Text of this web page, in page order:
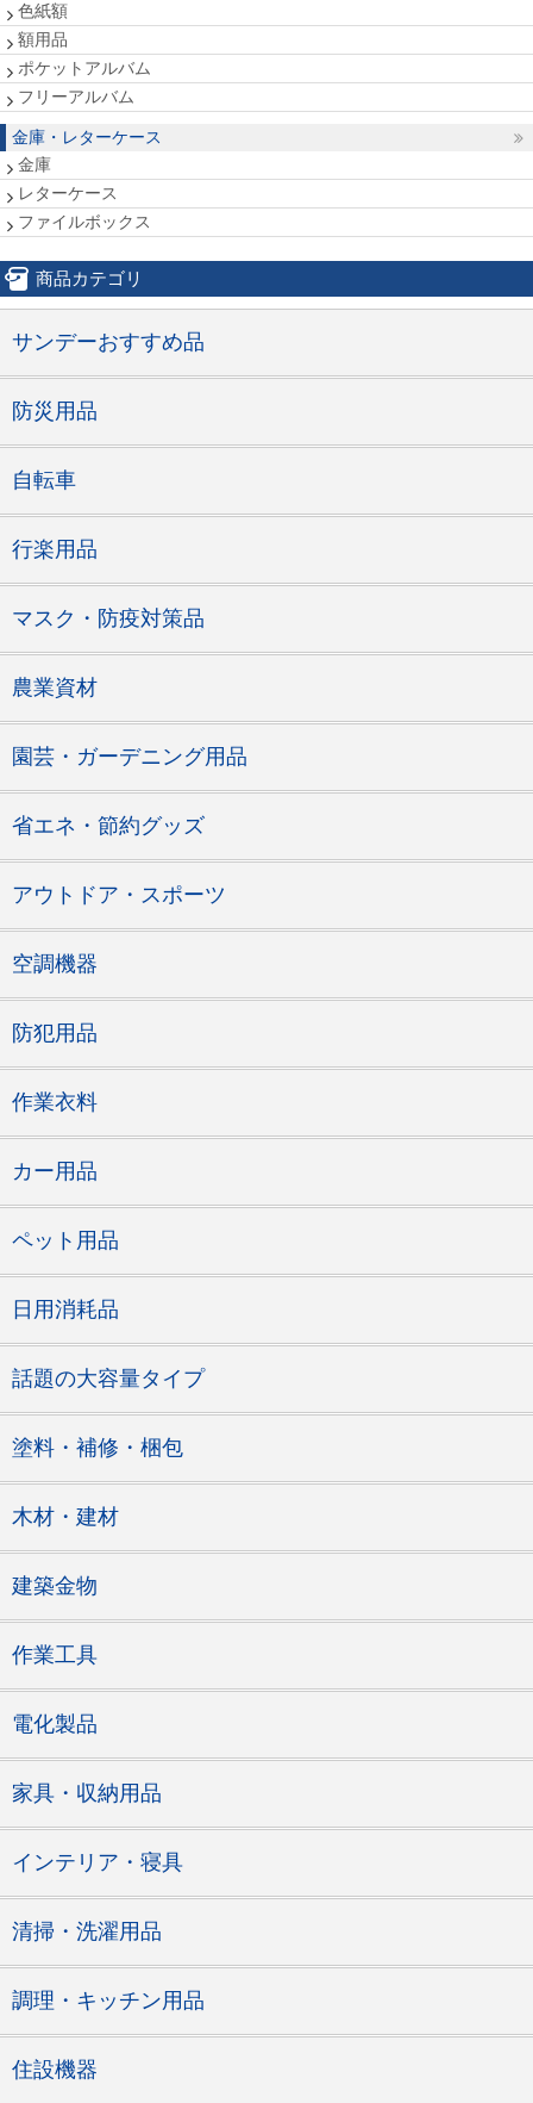
色紙額
額用品
ポケットアルバム
フリーアルバム
金庫・レターケース
金庫
レターケース
ファイルボックス
商品カテゴリ
サンデーおすすめ品
防災用品
自転車
行楽用品
マスク・防疫対策品
農業資材
園芸・ガーデニング用品
省エネ・節約グッズ
アウトドア・スポーツ
空調機器
防犯用品
作業衣料
カー用品
ペット用品
日用消耗品
話題の大容量タイプ
塗料・補修・梱包
木材・建材
建築金物
作業工具
電化製品
家具・収納用品
インテリア・寝具
清掃・洗濯用品
調理・キッチン用品
住設機器